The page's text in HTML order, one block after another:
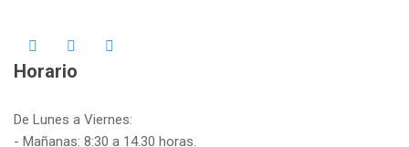
Horario
De Lunes a Viernes:
- Mañanas: 8:30 a 14.30 horas.